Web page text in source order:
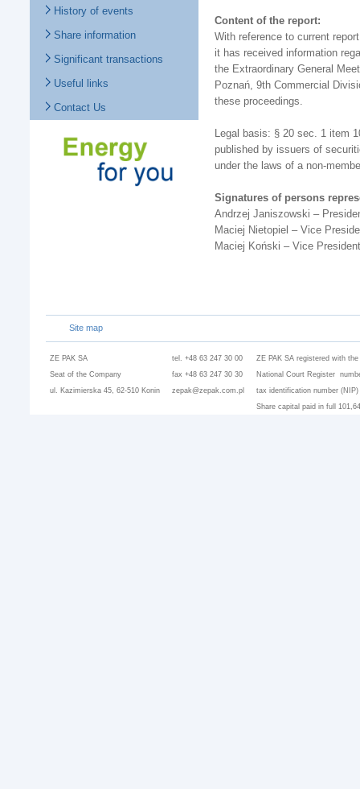
History of events
Share information
Significant transactions
Useful links
Contact Us
Content of the report:
With reference to current
it has received information
the Extraordinary General
Poznań, 9th Commercial
these proceedings.
Legal basis: § 20 sec. 1 item
published by issuers of
under the laws of a non-
Signatures of persons
Andrzej Janiszowski –
Maciej Nietopiel – Vice
Maciej Koński – Vice
Site map
ZE PAK SA
Seat of the Company
ul. Kazimierska 45, 62-510 Konin
tel. +48 63 247 30 00
fax +48 63 247 30 30
zepak@zepak.com.pl
ZE PAK SA registered with
National Court Register
tax identification number (NIP)
Share capital paid in full